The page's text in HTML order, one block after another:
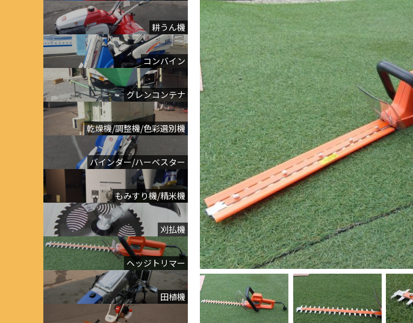
耕うん機
コンバイン
グレンコンテナ
乾燥機/調整機/色彩選別機
バインダー/ハーベスター
もみすり機/精米機
刈払機
ヘッジトリマー
田植機